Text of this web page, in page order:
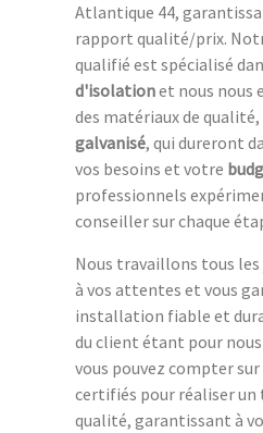
Atlantique 44,
rapport qualité/prix.
qualifié est spécialisé
d'isolationet nous nous
des matériaux de
galvanisé, qui dureront
vos besoins et votre
professionnels
conseiller sur chaque
Nous travaillons tous
à vos attentes et vous
installation fiable et
du client étant pour nous
vous pouvez compter sur
certifiés pour réaliser un
qualité, garantissant à